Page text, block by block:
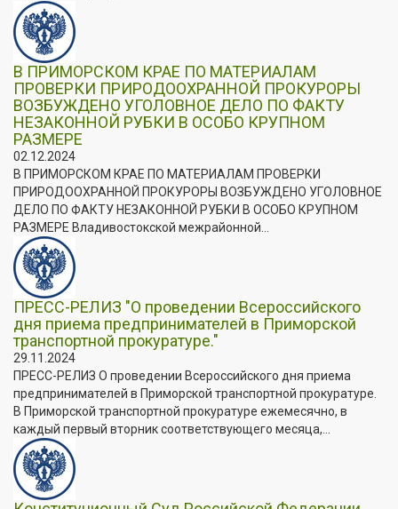
В ПРИМОРСКОМ КРАЕ ПО МАТЕРИАЛАМ
ПРОВЕРКИ ПРИРОДООХРАННОЙ ПРОКУРОРЫ
ВОЗБУЖДЕНО УГОЛОВНОЕ ДЕЛО ПО ФАКТУ
НЕЗАКОННОЙ РУБКИ В ОСОБО КРУПНОМ
РАЗМЕРЕ
02.12.2024
В ПРИМОРСКОМ КРАЕ ПО МАТЕРИАЛАМ ПРОВЕРКИ
ПРИРОДООХРАННОЙ ПРОКУРОРЫ ВОЗБУЖДЕНО УГОЛОВНОЕ
ДЕЛО ПО ФАКТУ НЕЗАКОННОЙ РУБКИ В ОСОБО КРУПНОМ
РАЗМЕРЕ Владивостокской межрайонной...
ПРЕСС-РЕЛИЗ "О проведении Всероссийского
дня приема предпринимателей в Приморской
транспортной прокуратуре."
29.11.2024
ПРЕСС-РЕЛИЗ О проведении Всероссийского дня приема
предпринимателей в Приморской транспортной прокуратуре.
В Приморской транспортной прокуратуре ежемесячно, в
каждый первый вторник соответствующего месяца,...